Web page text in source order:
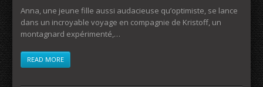
Anna, une jeune fille aussi audacieuse qu’optimiste, se lance
dans un incroyable voyage en compagnie de Kristoff, un
montagnard expérimenté,…
READ MORE